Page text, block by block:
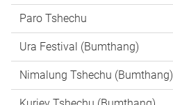
Paro Tshechu
Ura Festival (Bumthang)
Nimalung Tshechu (Bumthang)